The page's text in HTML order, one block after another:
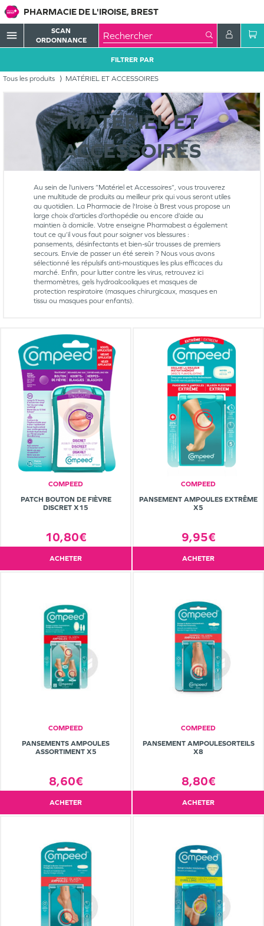
PHARMACIE DE L'IROISE, BREST
menu
SCAN
ORDONNANCE
Tous les produits MATÉRIEL ET ACCESSOIRES
FILTRER PAR
MATÉRIEL ET
ACCESSOIRES
Au sein de l’univers “Matériel et Accessoires”, vous trouverez
une multitude de produits au meilleur prix qui vous seront utiles
au quotidien. La Pharmacie de l'Iroise à Brest vous propose un
large choix d’articles d’orthopédie ou encore d’aide au
maintien à domicile. Votre enseigne Pharmabest a également
tout ce qu’il vous faut pour soigner vos blessures :
pansements, désinfectants et bien-sûr trousses de premiers
secours. Envie de passer un été serein ? Nous vous avons
sélectionné les répulsifs anti-moustiques les plus efficaces du
marché. Enfin, pour lutter contre les virus, retrouvez ici
thermomètres, gels hydroalcooliques et masques de
protection respiratoire (masques chirurgicaux, masques en
tissu ou masques pour enfants).
COMPEED
PATCH BOUTON DE FIÈVRE
DISCRET X15
10,80€
ACHETER
COMPEED
PANSEMENT AMPOULES EXTRÊME
X5
9,95€
ACHETER
COMPEED
PANSEMENTS AMPOULES
ASSORTIMENT X5
8,60€
ACHETER
COMPEED
PANSEMENT AMPOULESORTEILS
X8
8,80€
ACHETER